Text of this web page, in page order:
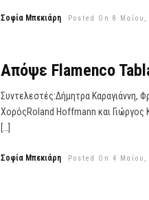
Σοφία Μπεκιάρη Posted On 8 Μαΐου,
Απόψε Flamenco
Συντελεστές:Δήμητρα Καραγιάννη,
ΧορόςRoland Hoffmann και Γιώργος
[…]
Σοφία Μπεκιάρη Posted On 4 Μαΐου,